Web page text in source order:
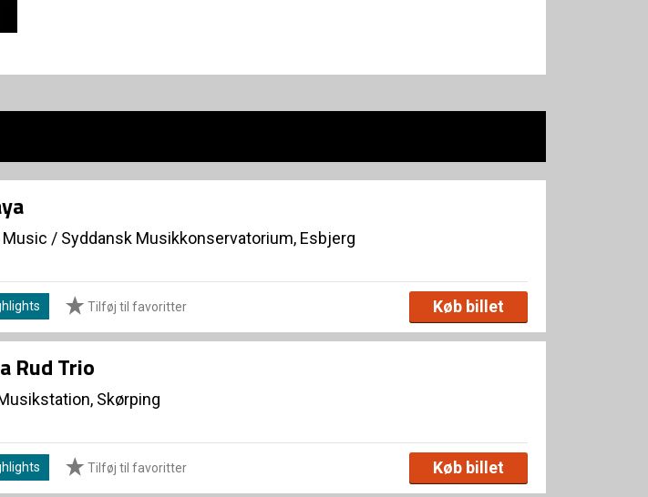
/ Syddansk Musikkonservatorium, Esbjerg
Tilføj til favoritter Køb billet
Rud Trio
Skørping
Tilføj til favoritter Køb billet